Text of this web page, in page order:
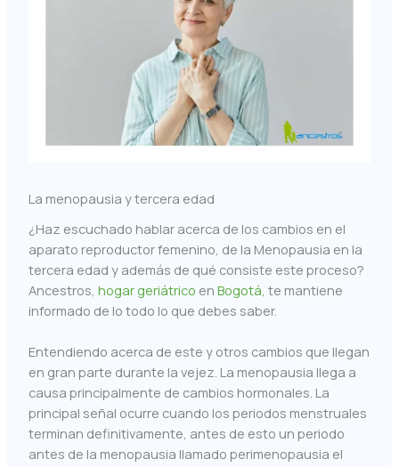
La menopausia y tercera edad
¿Haz escuchado hablar acerca de los cambios en el
aparato reproductor femenino, de la Menopausia en la
tercera edad y además de qué consiste este proceso?
Ancestros, hogar geriátrico en Bogotá, te mantiene
informado de lo todo lo que debes saber.
Entendiendo acerca de este y otros cambios que llegan
en gran parte durante la vejez. La menopausia llega a
causa principalmente de cambios hormonales. La
principal señal ocurre cuando los periodos menstruales
terminan definitivamente, antes de esto un periodo
antes de la menopausia llamado perimenopausia el